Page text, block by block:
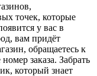
точек, которые
у вас в
вам придёт
обращаетесь к
заказа. Забрать
который знает